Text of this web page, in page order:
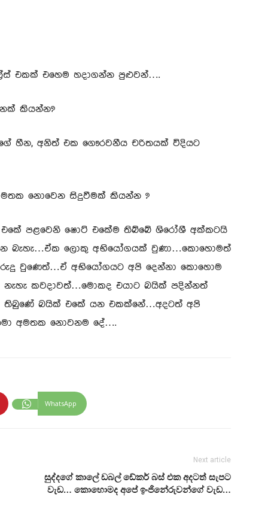
එකක් එහෙම හදාගන්න පුළුවන්….
කියන්න?
හීන, අනිත් එක ගෞරවනීය චරිතයක් විදියට
නොවෙන සිදුවීමක් කියන්න ?
එකේ පළවෙනි ෂොට් එකේම තිබ්බේ ශිරෝශී අක්කටයි
බැහැ…ඒක ලොකු අභියෝගයක් වුණා…කොහොමත්
වුණෙත්…ඒ අභියෝගයට අපි දෙන්නා කොහොම
කවදාවත්…මොකද එයාට බයික් පදින්නත්
තිබුණේ බයික් එකේ යන එකක්නේ…අදටත් අපි
අමතක නොවනම දේ….
WhatsApp
Next article
සුද්දගේ කාලේ ඩබල් ඩේකර් බස් එක අදටත් සැපට
වැඩ… කොහොමද අපේ ඉංජිනේරුවන්ගේ වැඩ…